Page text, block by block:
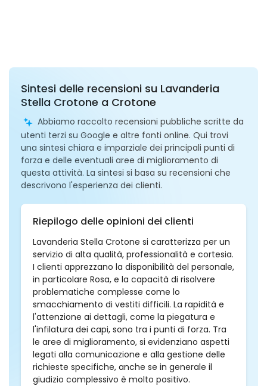
Sintesi delle recensioni su Lavanderia
Stella Crotone a Crotone
Abbiamo raccolto recensioni pubbliche scritte da
utenti terzi su Google e altre fonti online. Qui trovi
una sintesi chiara e imparziale dei principali punti di
forza e delle eventuali aree di miglioramento di
questa attività. La sintesi si basa su recensioni che
descrivono l'esperienza dei clienti.
Riepilogo delle opinioni dei clienti
Lavanderia Stella Crotone si caratterizza per un
servizio di alta qualità, professionalità e cortesia.
I clienti apprezzano la disponibilità del personale,
in particolare Rosa, e la capacità di risolvere
problematiche complesse come lo
smacchiamento di vestiti difficili. La rapidità e
l'attenzione ai dettagli, come la piegatura e
l'infilatura dei capi, sono tra i punti di forza. Tra
le aree di miglioramento, si evidenziano aspetti
legati alla comunicazione e alla gestione delle
richieste specifiche, anche se in generale il
giudizio complessivo è molto positivo.